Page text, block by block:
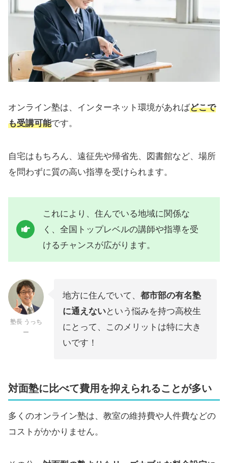
オンライン塾は、インターネット環境があればどこで
も受講可能です。
自宅はもちろん、遠征先や帰省先、図書館など、場所
を問わずに質の高い指導を受けられます。
これにより、住んでいる地域に関係な
く、全国トップレベルの講師や指導を受
けるチャンスが広がります。
塾長 うっち
ー
地方に住んでいて、 都市部の有名塾
に通えないという悩みを持つ高校生
にとって、このメリットは特に大き
いです！
対面塾に比べて費用を抑えられることが多い
多くのオンライン塾は、教室の維持費や人件費などの
コストがかかりません。